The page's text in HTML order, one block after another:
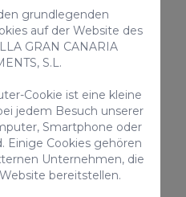
dieser Regeln
Verlust der
für
35-1-0017300
für
grundlegenden
auf der Website des
GRAN CANARIA
S.L.
Cookie ist eine kleine
jedem Besuch unserer
Smartphone oder
Einige Cookies gehören
Unternehmen, die
bereitstellen.